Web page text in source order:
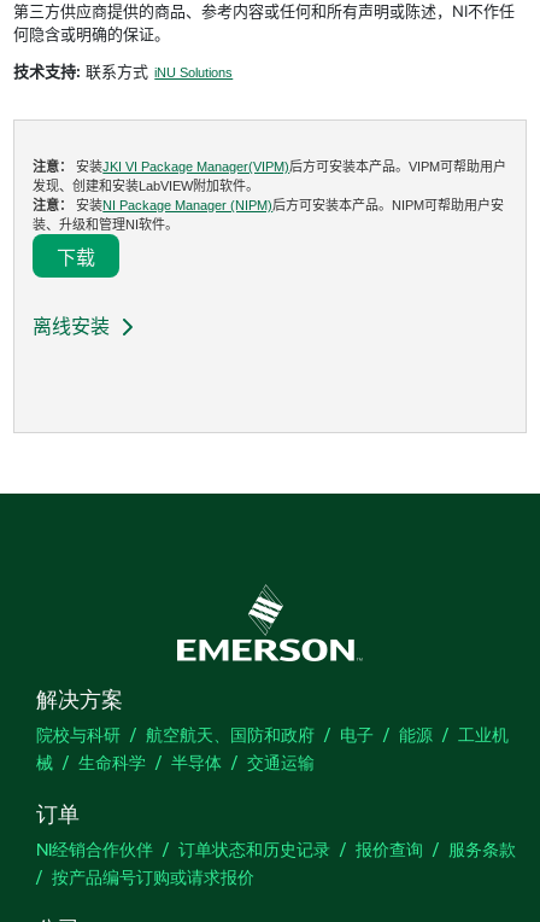
第三方供应商提供的商品、参考内容或任何和所有声明或陈述，NI不作任
何隐含或明确的保证。
技术支持: 联系方式 iNU Solutions
注意：安装JKI VI Package Manager(VIPM)后方可安装本产品。VIPM可帮助用户
发现、创建和安装LabVIEW附加软件。
注意：安装NI Package Manager (NIPM)后方可安装本产品。NIPM可帮助用户安
装、升级和管理NI软件。
下载
离线安装
解决方案
院校与科研 航空航天、国防和政府 电子 能源
工业机
械
生命科学 半导体 交通运输
订单
NI经销合作伙伴 订单状态和历史记录 报价查询
服务条款
按产品编号订购或请求报价